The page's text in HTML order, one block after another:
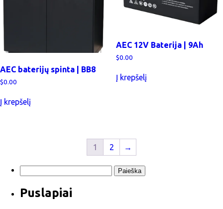
AEC baterijų spinta | BB8
$0.00
Į krepšelį
AEC 12V Baterija | 9Ah
$0.00
Į krepšelį
1 2 →
Puslapiai